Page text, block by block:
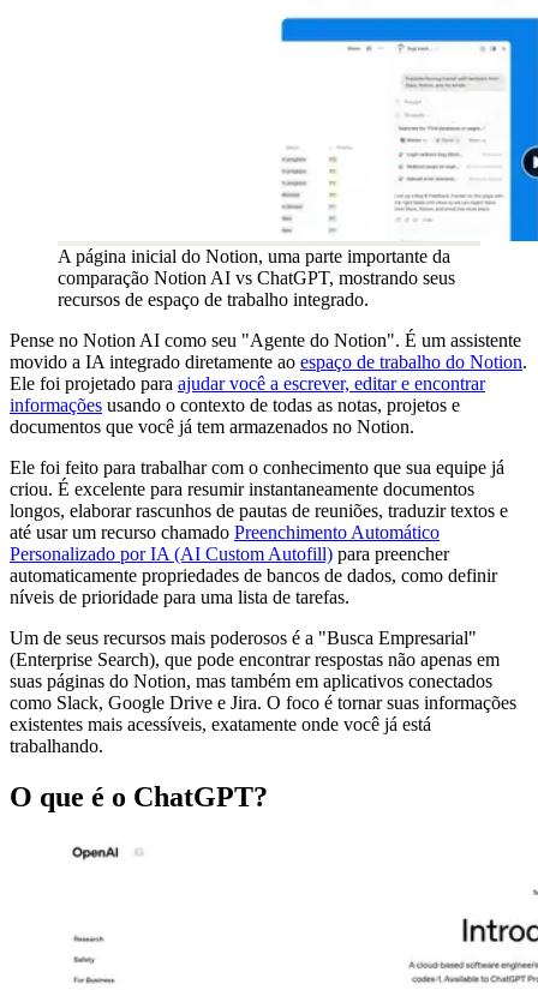
A página inicial do Notion, uma parte importante da
comparação Notion AI vs ChatGPT, mostrando seus
recursos de espaço de trabalho integrado.
Pense no Notion AI como seu "Agente do Notion". É um assistente
movido a IA integrado diretamente ao espaço de trabalho do Notion.
Ele foi projetado para ajudar você a escrever, editar e encontrar
informações usando o contexto de todas as notas, projetos e
documentos que você já tem armazenados no Notion.
Ele foi feito para trabalhar com o conhecimento que sua equipe já
criou. É excelente para resumir instantaneamente documentos
longos, elaborar rascunhos de pautas de reuniões, traduzir textos e
até usar um recurso chamado Preenchimento Automático
Personalizado por IA (AI Custom Autofill) para preencher
automaticamente propriedades de bancos de dados, como definir
níveis de prioridade para uma lista de tarefas.
Um de seus recursos mais poderosos é a "Busca Empresarial"
(Enterprise Search), que pode encontrar respostas não apenas em
suas páginas do Notion, mas também em aplicativos conectados
como Slack, Google Drive e Jira. O foco é tornar suas informações
existentes mais acessíveis, exatamente onde você já está
trabalhando.
O que é o ChatGPT?